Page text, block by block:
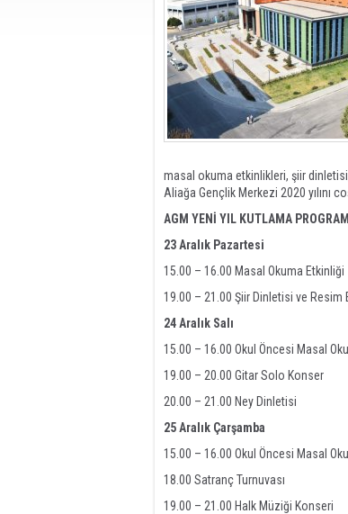
masal okuma etkinlikleri, şiir
Aliağa Gençlik Merkezi 2020 yılını
AGM YENİ YIL KUTLAMA PROGRAMI
23 Aralık Pazartesi
15.00 – 16.00 Masal Okuma Etkinliği
19.00 – 21.00 Şiir Dinletisi ve Resim
24 Aralık Salı
15.00 – 16.00 Okul Öncesi Masal
19.00 – 20.00 Gitar Solo Konser
20.00 – 21.00 Ney Dinletisi
25 Aralık Çarşamba
15.00 – 16.00 Okul Öncesi Masal
18.00 Satranç Turnuvası
19.00 – 21.00 Halk Müziği Konseri